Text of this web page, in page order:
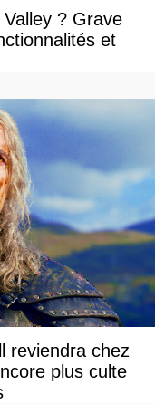
? Grave
et
reviendra chez
plus culte